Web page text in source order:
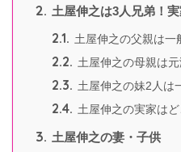
2. 土屋伸之は3人兄弟！
2.1. 土屋伸之の父親は一
2.2. 土屋伸之の母親は
2.3. 土屋伸之の妹2人は
2.4. 土屋伸之の実家はど
3. 土屋伸之の妻・子供